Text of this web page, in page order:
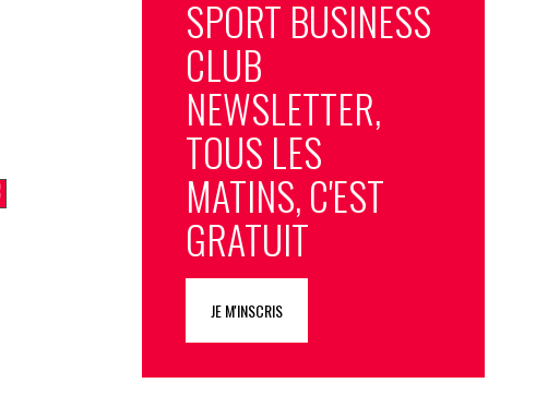
SPORT BUSINESS
CLUB
NEWSLETTER,
TOUS LES
MATINS, C'EST
GRATUIT
JE M'INSCRIS